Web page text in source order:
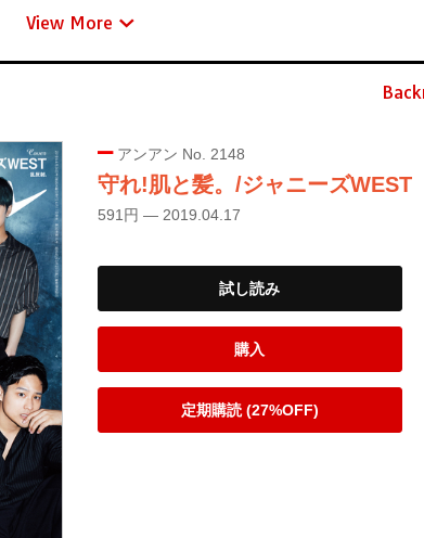
View More
アンアン No. 2148
守れ!肌と髪。/ジャニーズWEST
591円 — 2019.04.17
試し読み
購入
定期購読 (27%OFF)